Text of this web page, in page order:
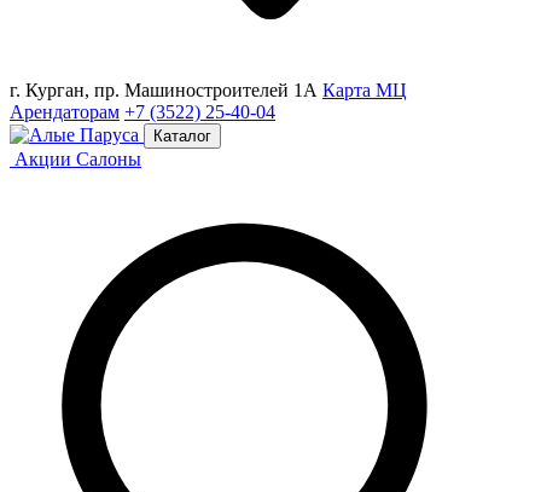
г. Курган, пр. Машиностроителей 1А Карта МЦ
Арендаторам +7 (3522) 25-40-04
Каталог
Акции Салоны